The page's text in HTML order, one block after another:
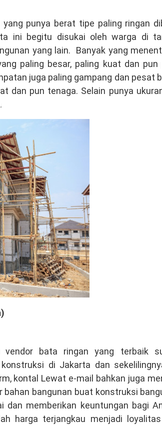
punya berat tipe paling ringan
ini begitu disukai oleh warga di
yang lain. Banyak yang
paling besar, paling kuat dan pun
juga paling gampang dan pesat
dan pun tenaga. Selain punya
bata ringan yang terbaik
di Jakarta dan
kontal Lewat e-mail bahkan juga
bangunan buat konstruksi
dan memberikan keuntungan bagi
harga terjangkau menjadi